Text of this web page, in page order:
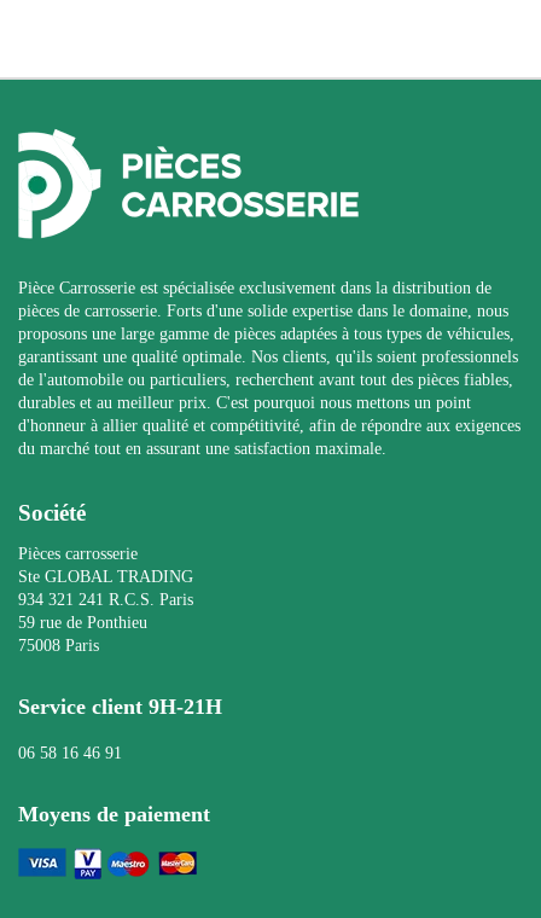
Pièce Carrosserie est spécialisée exclusivement dans la distribution de
pièces de carrosserie. Forts d'une solide expertise dans le domaine, nous
proposons une large gamme de pièces adaptées à tous types de véhicules,
garantissant une qualité optimale. Nos clients, qu'ils soient professionnels
de l'automobile ou particuliers, recherchent avant tout des pièces fiables,
durables et au meilleur prix. C'est pourquoi nous mettons un point
d'honneur à allier qualité et compétitivité, afin de répondre aux exigences
du marché tout en assurant une satisfaction maximale.
Société
Pièces carrosserie
Ste GLOBAL TRADING
934 321 241 R.C.S. Paris
59 rue de Ponthieu
75008 Paris
Service client 9H-21H
06 58 16 46 91
Moyens de paiement